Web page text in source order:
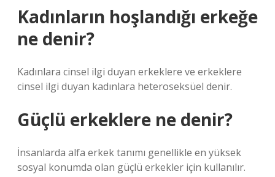
Kadınların hoşlandığı erkeğe
ne denir?
Kadınlara cinsel ilgi duyan erkeklere ve erkeklere
cinsel ilgi duyan kadınlara heteroseksüel denir.
Güçlü erkeklere ne denir?
İnsanlarda alfa erkek tanımı genellikle en yüksek
sosyal konumda olan güçlü erkekler için kullanılır.